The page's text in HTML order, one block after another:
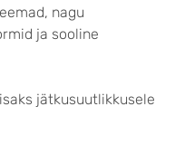
nagu
ja sooline
jätkusuutlikkusele